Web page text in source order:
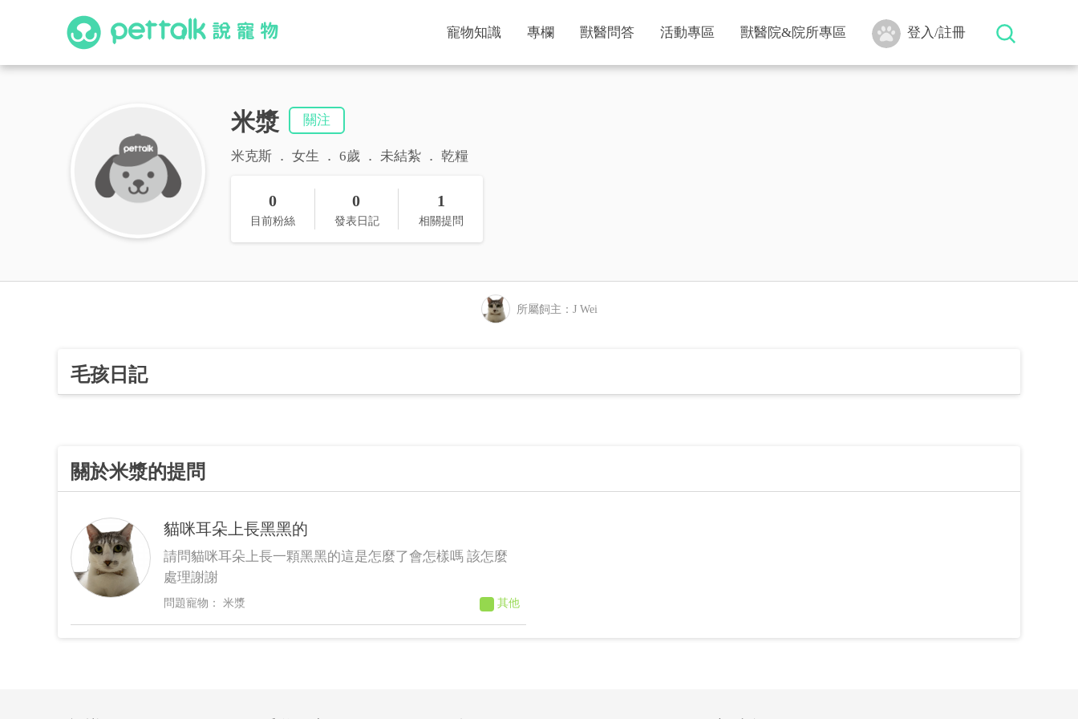
寵物知識 專欄 獸醫問答 活動專區 獸醫院&院所專區 登入/註冊
米漿 關注
米克斯 女生 6歲 未結紮 乾糧
0
目前粉絲
0
發表日記
1
相關提問
所屬飼主：J Wei
毛孩日記
關於米漿的提問
貓咪耳朵上長黑黑的
請問貓咪耳朵上長一顆黑黑的這是怎麼了會怎樣嗎 該怎麼
處理謝謝
米漿 其他